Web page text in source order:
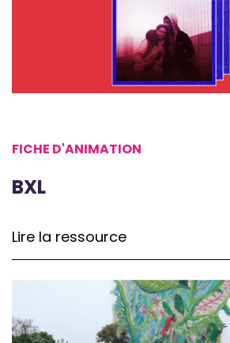
FICHE D'ANIMATION
BXL
Lire la ressource